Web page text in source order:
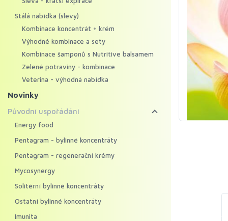
Stálá nabídka (slevy)
Kombinace koncentrát + krém
Výhodné kombinace a sety
Kombinace šamponů s Nutritive balsamem
Zelené potraviny - kombinace
Veterina - výhodná nabídka
Novinky
Původní uspořádání
Energy food
Pentagram - bylinné koncentráty
Pentagram - regenerační krémy
Mycosynergy
Solitérní bylinné koncentráty
Ostatní bylinné koncentráty
Imunita